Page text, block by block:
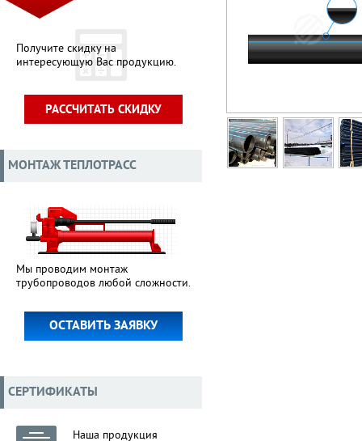
Получите скидку на
интересующую Вас продукцию.
РАССЧИТАТЬ СКИДКУ
МОНТАЖ ТЕПЛОТРАСС
Мы проводим монтаж
трубопроводов любой сложности.
ОСТАВИТЬ ЗАЯВКУ
СЕРТИФИКАТЫ
Наша продукция